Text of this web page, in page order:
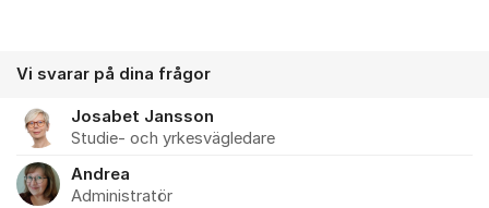
Vi svarar på dina frågor
Josabet Jansson
Studie- och yrkesvägledare
Andrea
Administratör